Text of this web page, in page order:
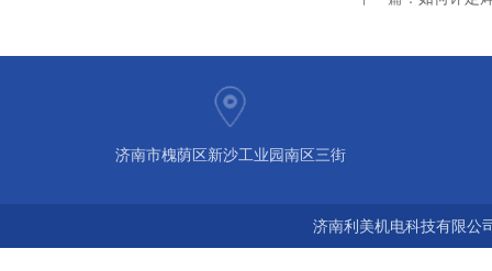
济南市槐荫区新沙工业园南区三街
济南利美机电科技有限